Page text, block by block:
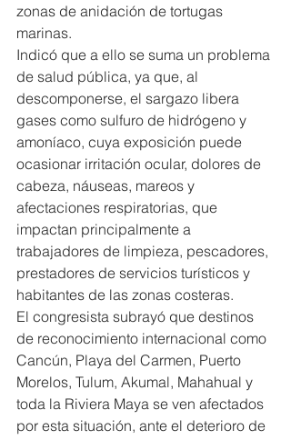
zonas de anidación de tortugas
marinas.
Indicó que a ello se suma un problema
de salud pública, ya que, al
descomponerse, el sargazo libera
gases como sulfuro de hidrógeno y
amoníaco, cuya exposición puede
ocasionar irritación ocular, dolores de
cabeza, náuseas, mareos y
afectaciones respiratorias, que
impactan principalmente a
trabajadores de limpieza, pescadores,
prestadores de servicios turísticos y
habitantes de las zonas costeras.
El congresista subrayó que destinos
de reconocimiento internacional como
Cancún, Playa del Carmen, Puerto
Morelos, Tulum, Akumal, Mahahual y
toda la Riviera Maya se ven afectados
por esta situación, ante el deterioro de